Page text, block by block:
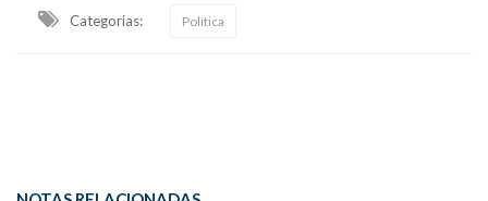
Categorias: Política